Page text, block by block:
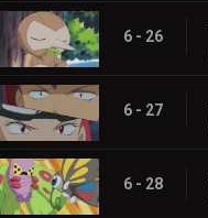
6 - 26
6 - 27
6 - 28